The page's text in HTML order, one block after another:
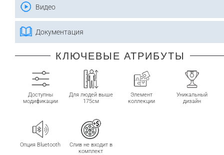
Видео
Документация
КЛЮЧЕВЫЕ АТРИБУТЫ
Доступны
модификации
Для людей выше
175см
Элемент
коллекции
Уникальный
дизайн
Опция Bluetooth
Слив не входит в
комплект